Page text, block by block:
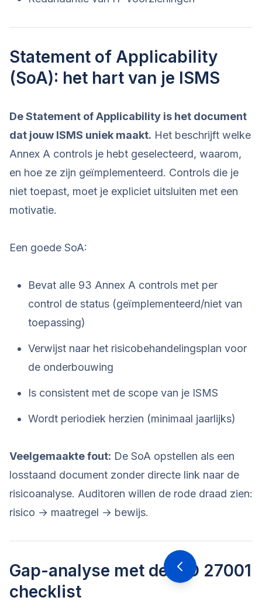
Statement of Applicability
(SoA): het hart van je ISMS
De Statement of Applicability is het document
dat jouw ISMS uniek maakt. Het beschrijft welke
Annex A controls je hebt geselecteerd, waarom,
en hoe ze zijn geïmplementeerd. Controls die je
niet toepast, moet je expliciet uitsluiten met een
motivatie.
Een goede SoA:
Bevat alle 93 Annex A controls met per
control de status (geïmplementeerd/niet van
toepassing)
Verwijst naar het risicobehandelingsplan voor
de onderbouwing
Is consistent met de scope van je ISMS
Wordt periodiek herzien (minimaal jaarlijks)
Veelgemaakte fout: De SoA opstellen als een
losstaand document zonder directe link naar de
risicoanalyse. Auditoren willen de rode draad zien:
risico → maatregel → bewijs.
Gap-analyse met de ISO 27001
checklist